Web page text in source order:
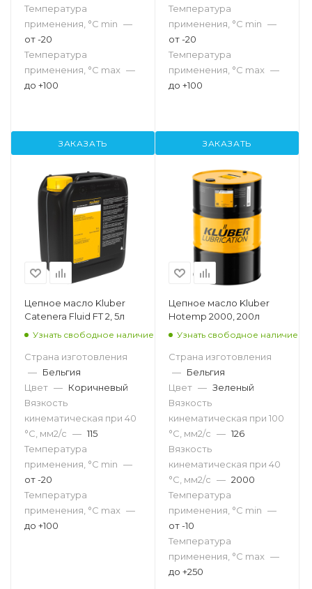
Температура
применения, °С min —
от -20
Температура
применения, °С max —
до +100
ЗАКАЗАТЬ
Температура
применения, °С min —
от -20
Температура
применения, °С max —
до +100
ЗАКАЗАТЬ
Цепное масло Kluber
Catenera Fluid FT 2, 5л
Узнать свободное наличие
Страна изготовления
— Бельгия
Цвет — Коричневый
Вязкость
кинематическая при 40
°С, мм2/с — 115
Температура
применения, °С min —
от -20
Температура
применения, °С max —
до +100
Цепное масло Kluber
Hotemp 2000, 200л
Узнать свободное наличие
Страна изготовления
— Бельгия
Цвет — Зеленый
Вязкость
кинематическая при 100
°С, мм2/с — 126
Вязкость
кинематическая при 40
°С, мм2/с — 2000
Температура
применения, °С min —
от -10
Температура
применения, °С max —
до +250